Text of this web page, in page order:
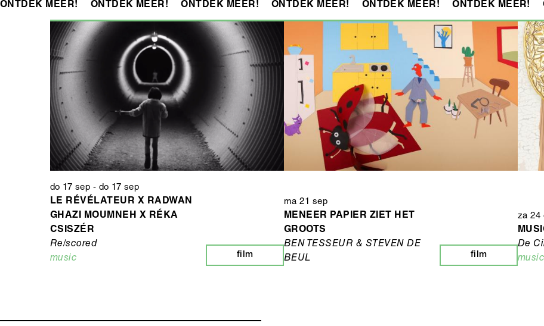
ONTDEK MEER! ONTDEK MEER! ONTDEK MEER! ONTDEK MEER! ONTDEK MEER! ONTDEK MEER!
do 17 sep - do 17 sep
LE RÉVÉLATEUR X RADWAN
GHAZI MOUMNEH X RÉKA
CSISZÉR
Re/scored
music
film
ma 21 sep
MENEER PAPIER ZIET HET
GROOTS
BEN TESSEUR & STEVEN DE
BEUL
film
za 24
De
music